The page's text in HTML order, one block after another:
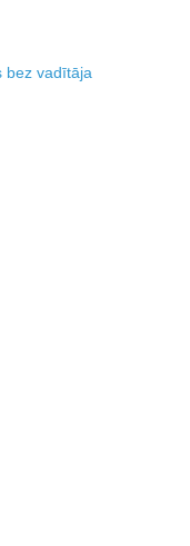
bez vadītāja